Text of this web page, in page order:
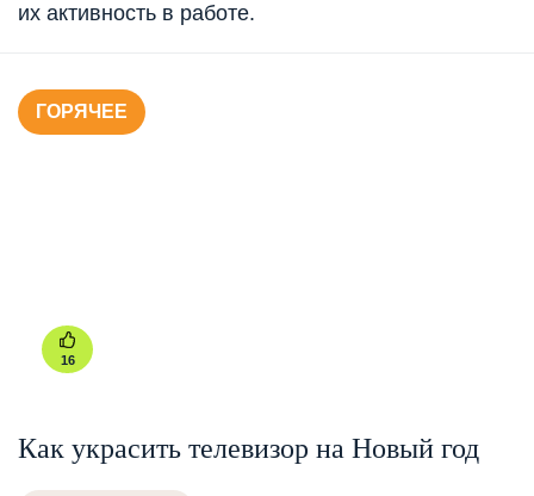
их активность в работе.
ГОРЯЧЕЕ
16
Как украсить телевизор на Новый год